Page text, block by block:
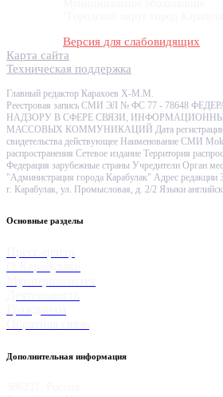
Версия для слабовидящих
Карта сайта
Техническая поддержка
Главный редактор Карахоев Х-М.М.
Реестровая запись СМИ ЭЛ № ФС 77 - 78648
НАДЗОРУ В СФЕРЕ СВЯЗИ,
МАССОВЫХ КОММУНИКАЦИЙ Дата регистрации
свидетельства действующее Наименование СМИ
распространения Сетевое издание Территория
Федерация зарубежные страны Учредители Орган
"Администрация города Карабулак" Адрес редакции
г. Карабулак, ул. Промысловая, д. 2/2 Языки
Основные разделы
Дополнительная информация